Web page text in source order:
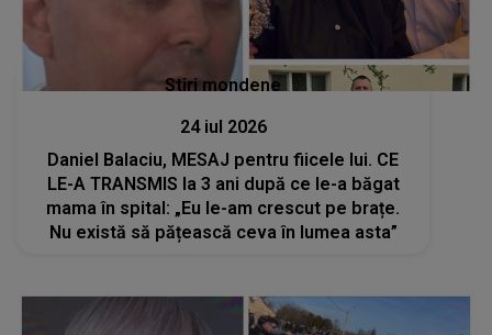
Stiri mondene
24 iul 2026
Daniel Balaciu, MESAJ pentru fiicele lui. CE
LE-A TRANSMIS la 3 ani după ce le-a băgat
mama în spital: „Eu le-am crescut pe brațe.
Nu există să pățească ceva în lumea asta”